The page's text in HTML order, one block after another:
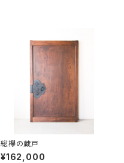
総欅の蔵戸
¥162,000